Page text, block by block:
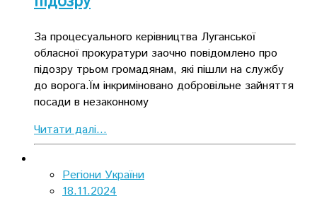
За процесуального керівництва Луганської
обласної прокуратури заочно повідомлено про
підозру трьом громадянам, які пішли на службу
до ворога.Їм інкриміновано добровільне зайняття
посади в незаконному
Читати далі...
Регіони України
18.11.2024